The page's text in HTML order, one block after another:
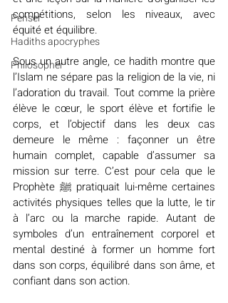
Penser
Hadiths apocryphes
Philosopher
compétitions, selon les niveaux, avec
équité et équilibre.
Sous un autre angle, ce hadith montre que
l’Islam ne sépare pas la religion de la vie, ni
l’adoration du travail. Tout comme la prière
élève le cœur, le sport élève et fortifie le
corps, et l’objectif dans les deux cas
demeure le même : façonner un être
humain complet, capable d’assumer sa
mission sur terre. C’est pour cela que le
Prophète ﷺ pratiquait lui-même certaines
activités physiques telles que la lutte, le tir
à l’arc ou la marche rapide. Autant de
symboles d’un entraînement corporel et
mental destiné à former un homme fort
dans son corps, équilibré dans son âme, et
confiant dans son action.